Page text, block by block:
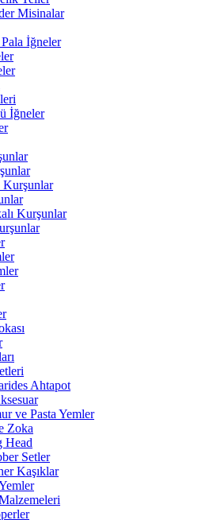
Misinalar
İğneler
İğneler
Kurşunlar
Kurşunlar
Ahtapot
ve Pasta Yemler
Zoka
Head
Setler
Kaşıklar